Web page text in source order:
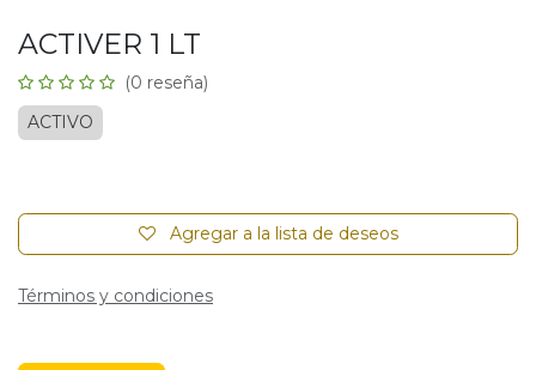
ACTIVER 1 LT
(0 reseña)
ACTIVO
Agregar a la lista de deseos
Términos y condiciones